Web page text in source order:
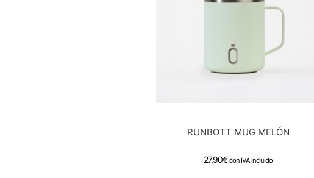
RUNBOTT MUG MELÓN
27,90€ con IVA incluido